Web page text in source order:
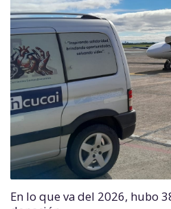
En lo que va del 2026, hubo